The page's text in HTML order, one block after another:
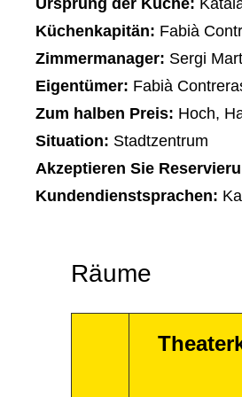
Ursprung der Küche:
Küchenkapitän: Fabià
Zimmermanager: Sergi
Eigentümer: Fabià
Zum halben Preis: Hoch,
Situation: Stadtzentrum
Akzeptieren Sie
Kundendienstsprachen:
Räume